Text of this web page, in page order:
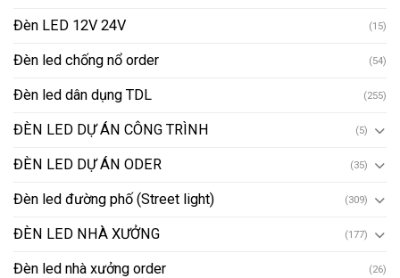
Đèn LED 12V 24V (15)
Đèn led chống nổ order (54)
Đèn led dân dụng TDL (255)
ĐÈN LED DỰ ÁN CÔNG TRÌNH (5)
ĐÈN LED DỰ ÁN ODER (35)
Đèn led đường phố (Street light) (309)
ĐÈN LED NHÀ XƯỞNG (177)
Đèn led nhà xưởng order (26)